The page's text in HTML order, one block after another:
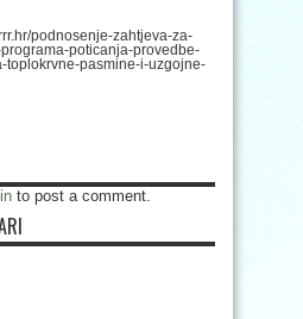
podnosenje-zahtjeva-za-
poticanja-provedbe-
toplokrvne-pasmine-i-uzgojne-
to post a comment.